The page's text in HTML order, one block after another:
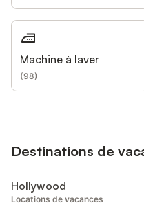
Machine à laver
(98)
Destinations de
Hollywood
Locations de vacances